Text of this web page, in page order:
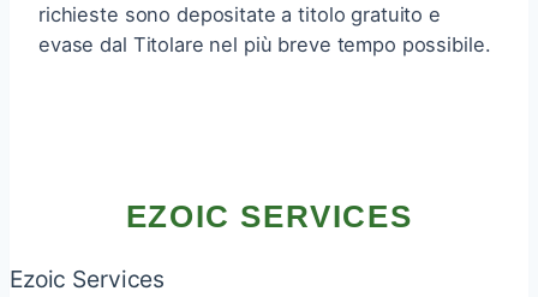
richieste sono depositate a titolo gratuito e
evase dal Titolare nel più breve tempo possibile.
EZOIC SERVICES
Ezoic Services